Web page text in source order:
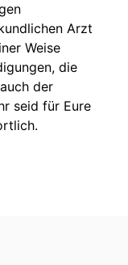
Arzt
Weise
die
der
seid für Eure